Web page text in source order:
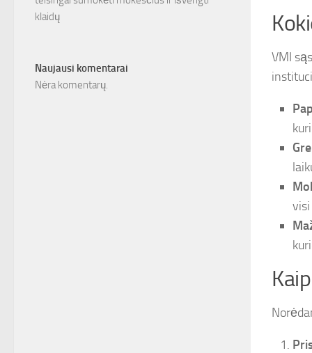
VMI
klaidų
Naujausi komentarai
Nėra komentarų.